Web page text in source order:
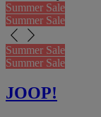
Summer Sale
Summer Sale
arrow_back_ios_new arrow_forward_ios
Summer Sale
Summer Sale
JOOP!